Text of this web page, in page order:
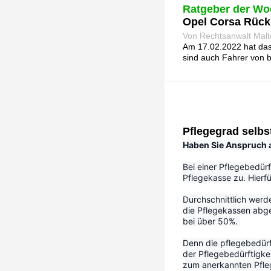
Ratgeber der
Opel Corsa
Von Rechtsanwalt
Am 17.02.2022 hat
sind auch Fahrer von
Pflegegrad
Haben Sie
Bei einer
Pflegekasse zu.
Durchschnittlich
die Pflegekassen
bei über 50%.
Denn die
der
zum anerkannten